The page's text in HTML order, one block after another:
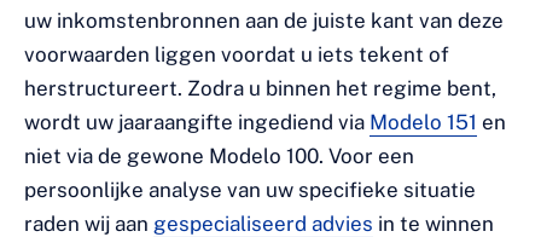
uw inkomstenbronnen aan de juiste kant van deze
voorwaarden liggen voordat u iets tekent of
herstructureert. Zodra u binnen het regime bent,
wordt uw jaaraangifte ingediend via Modelo 151 en
niet via de gewone Modelo 100. Voor een
persoonlijke analyse van uw specifieke situatie
raden wij aan gespecialiseerd advies in te winnen